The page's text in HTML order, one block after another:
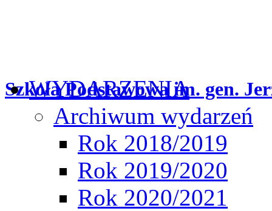
Szkoła Podstawowa im. gen.
WYDARZENIA
Archiwum wydarzeń
Rok 2018/2019
Rok 2019/2020
Rok 2020/2021